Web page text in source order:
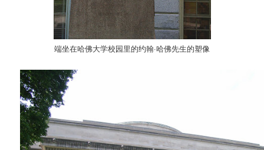
端坐在哈佛大学校园里的约翰·哈佛先生的塑像